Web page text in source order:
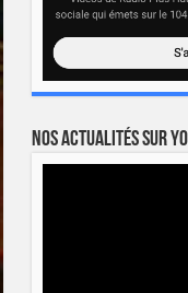
Nos actualités sur